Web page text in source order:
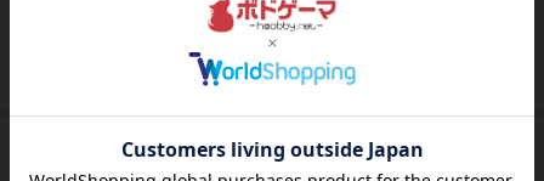
エセ芸術家 ニューヨークへ行く
A Fake Artist Goes to New York
20～30分 8歳～